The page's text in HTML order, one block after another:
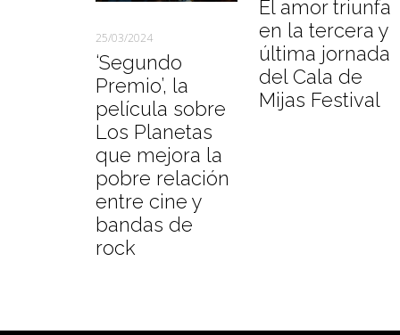
25/03/2024
‘Segundo
Premio’, la
película sobre
Los Planetas
que mejora la
pobre relación
entre cine y
bandas de
rock
El amor triunfa
en la tercera y
última jornada
del Cala de
Mijas Festival